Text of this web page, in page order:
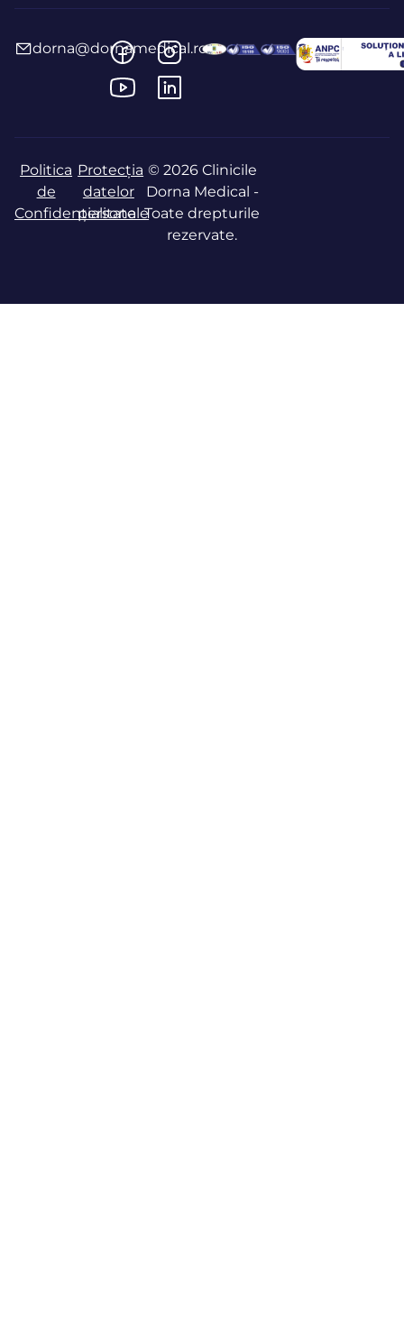
dorna@dornamedical.ro
Politica
de
Confidențialitate
Protecția
datelor
personale
© 2026 Clinicile
Dorna Medical -
Toate drepturile
rezervate.